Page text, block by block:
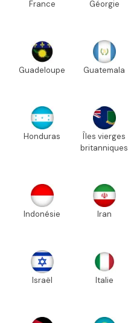
France Géorgie
Guadeloupe Guatemala
Honduras
Îles vierges
britanniques
Indonésie Iran
Israël Italie